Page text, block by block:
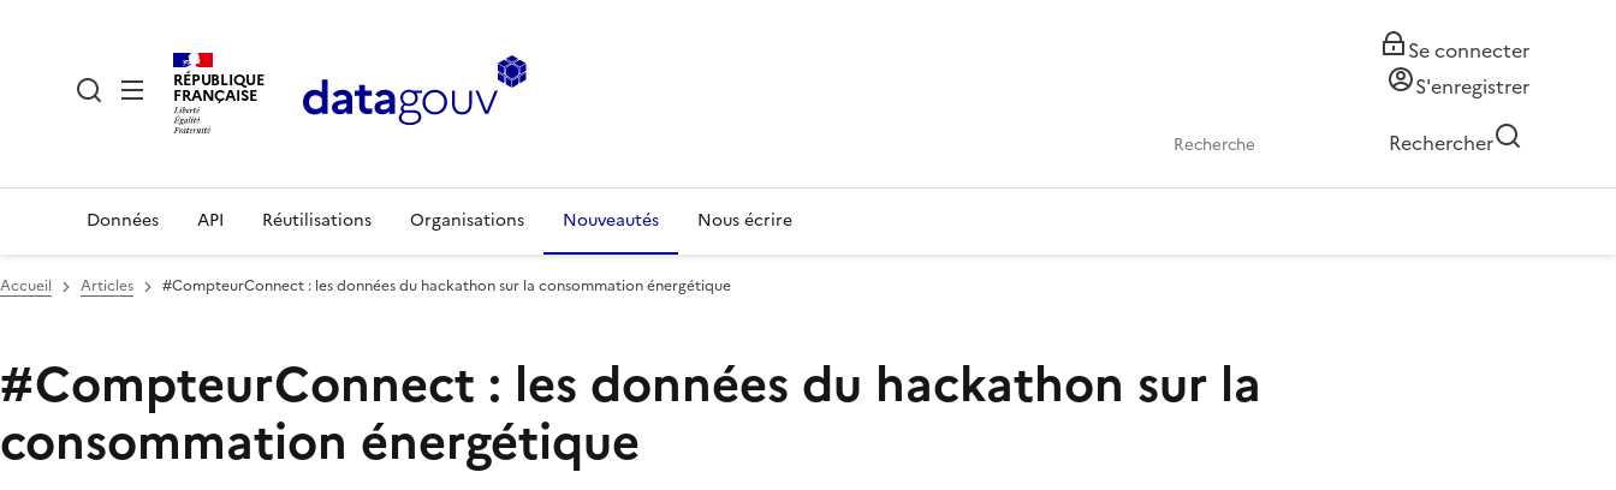
RÉPUBLIQUE
FRANÇAISE
Se connecter
S'enregistrer
Rechercher
Données API Réutilisations Organisations Nouveautés Nous écrire
Accueil Articles #CompteurConnect : les données du hackathon sur la consommation énergétique
#CompteurConnect : les données du hackathon sur la
consommation énergétique